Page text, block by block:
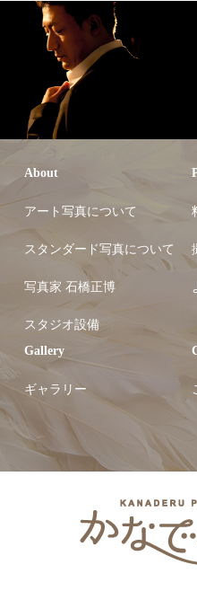
About
アート写真について
スタンダード写真について
写真家 石橋正博
スタジオ設備
Gallery
ギャラリー